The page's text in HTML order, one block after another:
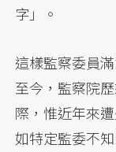
字」。
這樣監察委員
至今，監察院
際，惟近年來
如特定監委不